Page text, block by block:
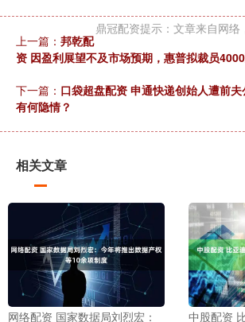
鼎冠配资提示：文章来自网络
上一篇： 邦乾配
资 因盈利展望不及市场预期，惠普拟裁员
下一篇： 口袋超盘配资 申通快递创始人遭前
有何隐情？
相关文章
网络配资 国家数据局刘烈宏：
中股配资